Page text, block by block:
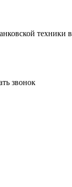
техники
звонок